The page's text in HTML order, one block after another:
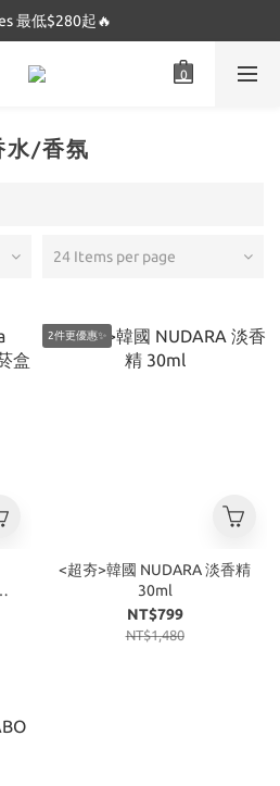
最低$280起🔥
最低$280起🔥
全網最低🔥
水/香氛
24 Items per page
2件更優惠✨
<超夯>韓國 NUDARA 淡香精
30ml
NT$799
NT$1,480